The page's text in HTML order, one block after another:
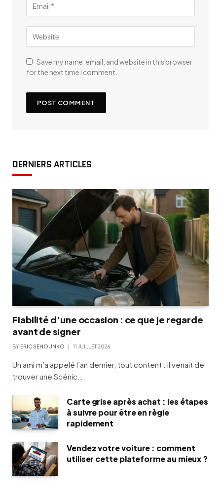
Save my name, email, and website in this browser
for the next time I comment.
DERNIERS ARTICLES
Fiabilité d’une occasion : ce que je regarde
avant de signer
BY ERIC SEHOUNKO 11 JUILLET 2026
Un ami m’a appelé l’an dernier, tout content : il venait de
trouver une Scénic…
Carte grise après achat : les étapes
à suivre pour être en règle
rapidement
Vendez votre voiture : comment
utiliser cette plateforme au mieux ?